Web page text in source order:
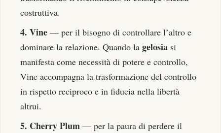
costruttiva.
4. Vine — per il bisogno di controllare l’altro e
dominare la relazione. Quando la gelosia si
manifesta come necessità di potere e controllo,
Vine accompagna la trasformazione del controllo
in rispetto reciproco e in fiducia nella libertà
altrui.
5. Cherry Plum — per la paura di perdere il